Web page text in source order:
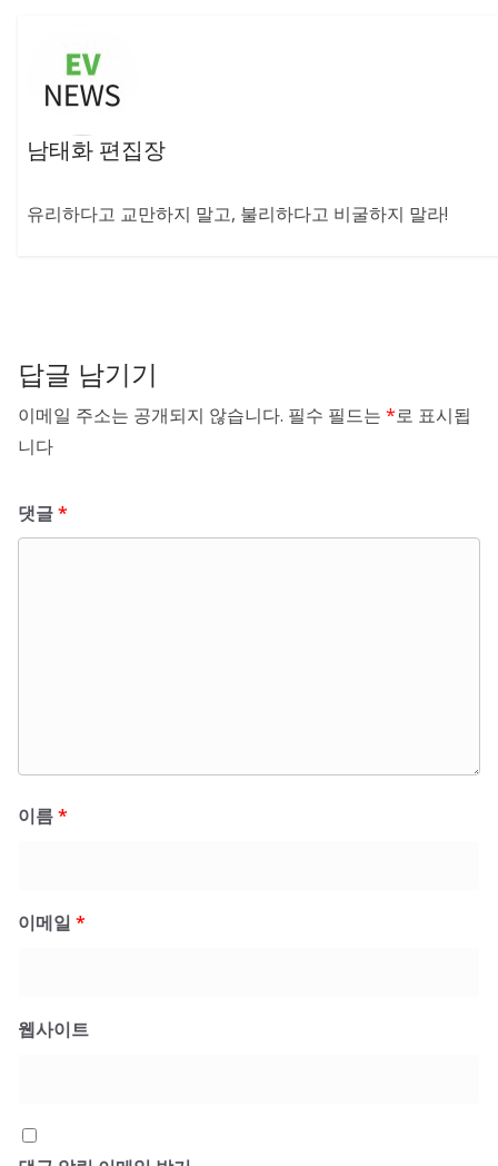
남태화 편집장
유리하다고 교만하지 말고, 불리하다고 비굴하지 말라!
답글 남기기
이메일 주소는 공개되지 않습니다. 필수 필드는 *로 표시됩
니다
댓글*
이름*
이메일 *
웹사이트